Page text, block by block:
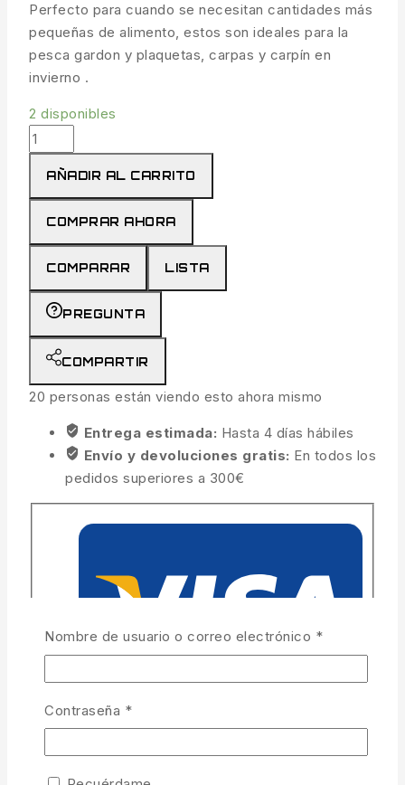
Perfecto para cuando se necesitan cantidades más
pequeñas de alimento, estos son ideales para la
pesca gardon y plaquetas, carpas y carpín en
invierno .
2 disponibles
Cebadores
Slimline
Change
Mini
Cage
cantidad
AÑADIR AL CARRITO
COMPRAR AHORA
COMPARAR LISTA
PREGUNTA
COMPARTIR
20 personas están viendo esto ahora mismo
Entrega estimada: Hasta 4 días hábiles
Envío y devoluciones gratis: En todos los
pedidos superiores a 300€
Nombre de usuario o correo electrónico *Obligatorio
Contraseña *Obligatorio